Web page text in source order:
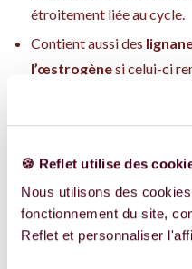
🍪 Reflet utilise des
Nous utilisons des
fonctionnement du site,
Reflet et personnaliser
étroitement liée au cycle.
Contient aussi des
l’œstrogènesi celui-ci
Aide à maintenir une
Qu'est-ce
dans le